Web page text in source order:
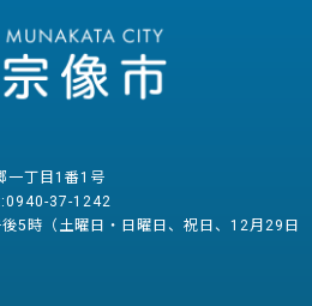
一丁目1番1号
37-1242
5時（土曜日・日曜日、祝日、12月29日